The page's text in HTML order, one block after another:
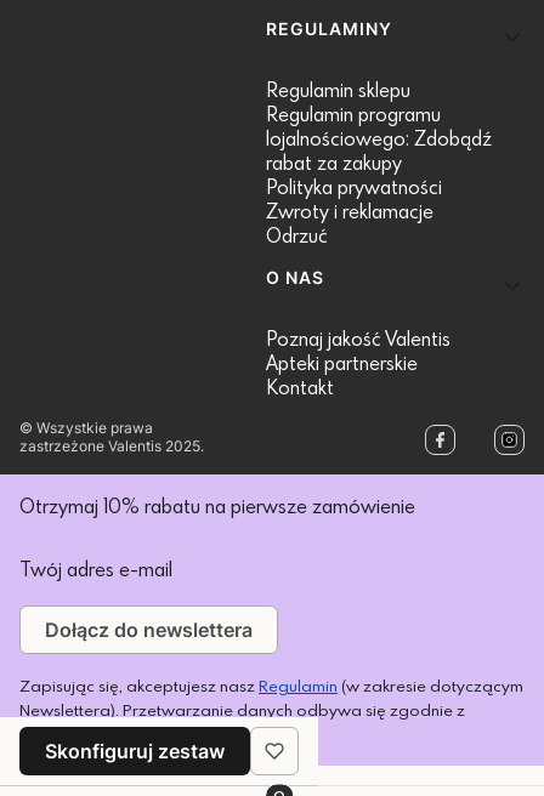
REGULAMINY
Regulamin sklepu
Regulamin programu
lojalnościowego: Zdobądź
rabat za zakupy
Polityka prywatności
Zwroty i reklamacje
Odrzuć
O NAS
Poznaj jakość Valentis
Apteki partnerskie
Kontakt
© Wszystkie prawa
zastrzeżone Valentis 2025.
Otrzymaj 10% rabatu na pierwsze zamówienie
Twój adres e-mail
Dołącz do newslettera
Zapisując się, akceptujesz naszRegulamin (w zakresie dotyczącym
Newslettera). Przetwarzanie danych odbywa się zgodnie z
Polityką prywatności.
Skonfiguruj zestaw